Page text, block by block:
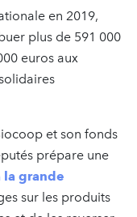
en 2019,
plus de 591 000
euros aux
et son fonds
prépare une
grande
sur les produits